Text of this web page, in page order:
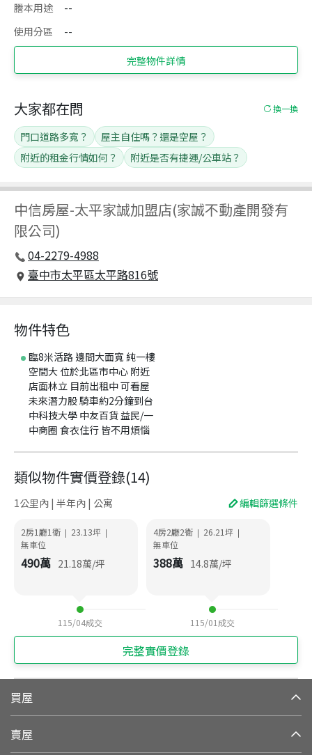
謄本用途
--
使用分區
--
完整物件詳情
中信房屋-太平家誠加盟店(家誠不動產開發有
限公司)
04-2279-4988
臺中市太平區太平路816號
大家都在問 換一換
門口道路多寬？
屋主自住嗎？還是空屋？
附近的租金行情如何？
附近是否有捷運/公車站？
物件特色
臨8米活路 邊間大面寬 純一樓
空間大 位於北區市中心 附近
店面林立 目前出租中 可看屋
未來潛力股 騎車約2分鐘到台
中科技大學 中友百貨 益民/一
中商圈 食衣住行 皆不用煩惱
類似物件實價登錄(14)
1公里內 | 半年內 | 公寓 編輯篩選條件
2房1廳1衛 | 23.13坪 |
無車位
490萬 21.18萬/坪
115/04成交
4房2廳2衛 | 26.21坪 |
無車位
388萬 14.8萬/坪
115/01 成交
完整實價登錄
買屋
賣屋